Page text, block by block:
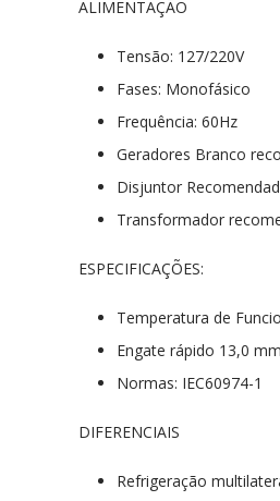
ALIMENTAÇÃO
Tensão: 127/220V
Fases: Monofásico
Frequência: 60Hz
Geradores Branco
Disjuntor
Transformador
ESPECIFICAÇÕES:
Temperatura de
Engate rápido 13,0 mm
Normas: IEC60974-1
DIFERENCIAIS
Refrigeração